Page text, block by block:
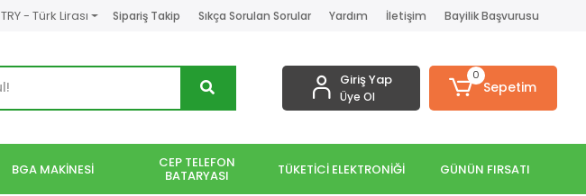
TRY - Türk Lirası Sipariş Takip Sıkça Sorulan Sorular Yardım İletişim Bayilik Başvurusu
Giriş Yap
Üye Ol
0
Sepetim
BGA MAKİNESİ CEP TELEFON
BATARYASI TÜKETİCİ ELEKTRONİĞİ GÜNÜN FIRSATI